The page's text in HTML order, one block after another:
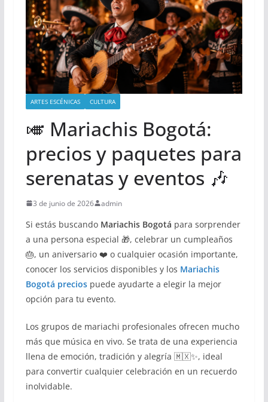
ARTES ESCÉNICAS CULTURA
🎺 Mariachis Bogotá:
precios y paquetes para
serenatas y eventos 🎶
3 de junio de 2026 admin
Si estás buscando Mariachis Bogotá para sorprender
a una persona especial 🎁, celebrar un cumpleaños
🎂, un aniversario ❤️ o cualquier ocasión importante,
conocer los servicios disponibles y los Mariachis
Bogotá preciospuede ayudarte a elegir la mejor
opción para tu evento.
Los grupos de mariachi profesionales ofrecen mucho
más que música en vivo. Se trata de una experiencia
llena de emoción, tradición y alegría 🇲🇽✨, ideal
para convertir cualquier celebración en un recuerdo
inolvidable.